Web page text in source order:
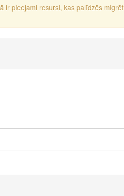
ir pieejami resursi, kas palīdzēs migrēt